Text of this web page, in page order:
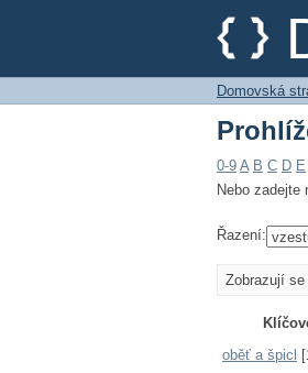
Domovská
0-9 A B C D E
Nebo zadejte
Řazení:
Zobrazují
oběť a špicl